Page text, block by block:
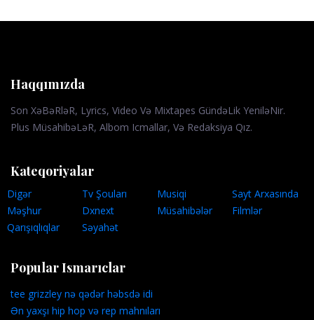
Haqqımızda
Son XəBəRləR, Lyrics, Video Və Mixtapes GündəLik YeniləNir.
Plus MüsahibəLəR, Albom Icmallar, Və Redaksiya Qız.
Kateqoriyalar
Digər Tv Şouları Musiqi
Sayt Arxasında
Məşhur
Dxnext Müsahibələr
Filmlər
Qarışıqlıqlar
Səyahət
Popular Ismarıclar
tee grizzley nə qədər həbsdə idi
Ən yaxşı hip hop və rep mahnıları